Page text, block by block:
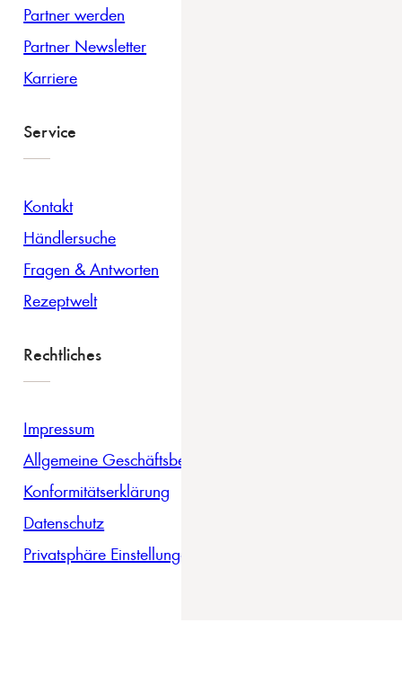
Partner werden
Partner Newsletter
Karriere
Service
Kontakt
Händlersuche
Fragen & Antworten
Rezeptwelt
Rechtliches
Impressum
Allgemeine Geschäftsbedingungen
Konformitätserklärung
Datenschutz
Privatsphäre Einstellungen